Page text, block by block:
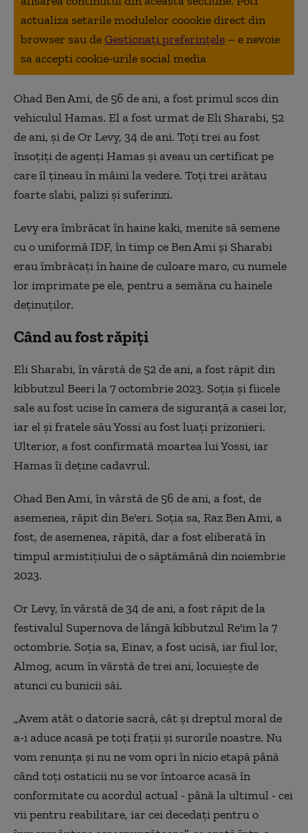
actualiza setarile modulelor coookie direct din
browser sau deGestionați preferințele – e nevoie
sa accepti cookie-urile social media
Ohad Ben Ami, de 56 de ani, a fost primul scos din
vehiculul Hamas. El a fost urmat de Eli Sharabi, 52
de ani, şi de Or Levy, 34 de ani. Toţi trei au fost
însoțiți de agenţi Hamas şi aveau un certificat pe
care îl ţineau în mâini la vedere. Toţi trei arătau
foarte slabi, palizi şi suferinzi.
Levy era îmbrăcat în haine kaki, menite să semene
cu o uniformă IDF, în timp ce Ben Ami şi Sharabi
erau îmbrăcaţi în haine de culoare maro, cu numele
lor imprimate pe ele, pentru a semăna cu hainele
deţinuţilor.
Când au fost răpiți
Eli Sharabi, în vârstă de 52 de ani, a fost răpit din
kibbutzul Beeri la 7 octombrie 2023. Soţia şi fiicele
sale au fost ucise în camera de siguranţă a casei lor,
iar el şi fratele său Yossi au fost luaţi prizonieri.
Ulterior, a fost confirmată moartea lui Yossi, iar
Hamas îi deţine cadavrul.
Ohad Ben Ami, în vârstă de 56 de ani, a fost, de
asemenea, răpit din Be'eri. Soţia sa, Raz Ben Ami, a
fost, de asemenea, răpită, dar a fost eliberată în
timpul armistiţiului de o săptămână din noiembrie
2023.
Or Levy, în vârstă de 34 de ani, a fost răpit de la
festivalul Supernova de lângă kibbutzul Re'im la 7
octombrie. Soţia sa, Einav, a fost ucisă, iar fiul lor,
Almog, acum în vârstă de trei ani, locuieşte de
atunci cu bunicii săi.
„Avem atât o datorie sacră, cât şi dreptul moral de
a-i aduce acasă pe toţi fraţii şi surorile noastre. Nu
vom renunţa şi nu ne vom opri în nicio etapă până
când toţi ostaticii nu se vor întoarce acasă în
conformitate cu acordul actual - până la ultimul - cei
vii pentru reabilitare, iar cei decedaţi pentru o